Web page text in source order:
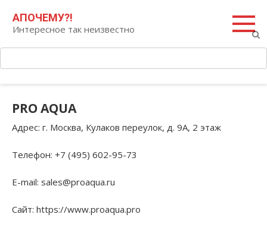
контенту
АПОЧЕМУ?!
Интересное так неизвестно
PRO AQUA
Адрес: г. Москва, Кулаков переулок, д. 9А, 2 этаж
Телефон: +7 (495) 602-95-73
E-mail: sales@proaqua.ru
Сайт: https://www.proaqua.pro